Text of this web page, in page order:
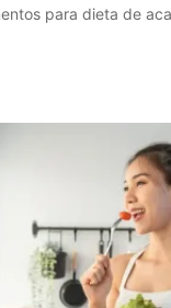
para dieta de